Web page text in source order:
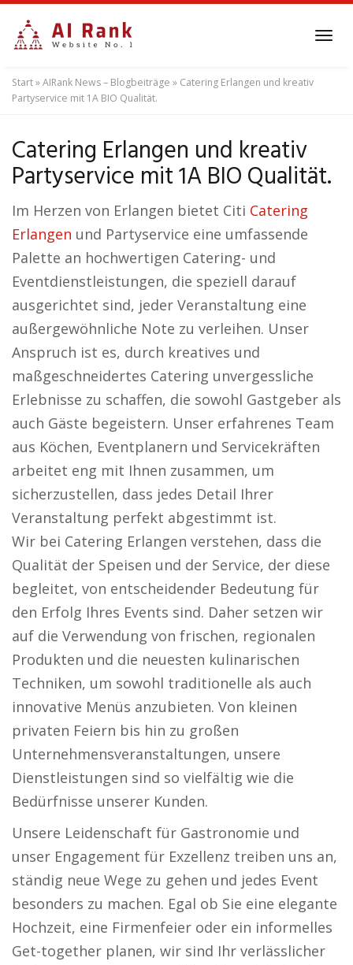
content
Start»AIRank News – Blogbeiträge » Catering Erlangen und kreativ
Partyservice mit 1A BIO Qualität.
Catering Erlangen und kreativ
Partyservice mit 1A BIO Qualität.
Im Herzen von Erlangen bietet Citi Catering
Erlangen und Partyservice eine umfassende
Palette an hochwertigen Catering- und
Eventdienstleistungen, die speziell darauf
ausgerichtet sind, jeder Veranstaltung eine
außergewöhnliche Note zu verleihen. Unser
Anspruch ist es, durch kreatives und
maßgeschneidertes Catering unvergessliche
Erlebnisse zu schaffen, die sowohl Gastgeber als
auch Gäste begeistern. Unser erfahrenes Team
aus Köchen, Eventplanern und Servicekräften
arbeitet eng mit Ihnen zusammen, um
sicherzustellen, dass jedes Detail Ihrer
Veranstaltung perfekt abgestimmt ist.
Wir bei Catering Erlangen verstehen, dass die
Qualität der Speisen und der Service, der diese
begleitet, von entscheidender Bedeutung für
den Erfolg Ihres Events sind. Daher setzen wir
auf die Verwendung von frischen, regionalen
Produkten und die neuesten kulinarischen
Techniken, um sowohl traditionelle als auch
innovative Menüs anzubieten. Von kleinen
privaten Feiern bis hin zu großen
Unternehmensveranstaltungen, unsere
Dienstleistungen sind so vielfältig wie die
Bedürfnisse unserer Kunden.
Unsere Leidenschaft für Gastronomie und
unser Engagement für Exzellenz treiben uns an,
ständig neue Wege zu gehen und jedes Event
besonders zu machen. Egal ob Sie eine elegante
Hochzeit, eine Firmenfeier oder ein informelles
Get-together planen, wir sind Ihr verlässlicher